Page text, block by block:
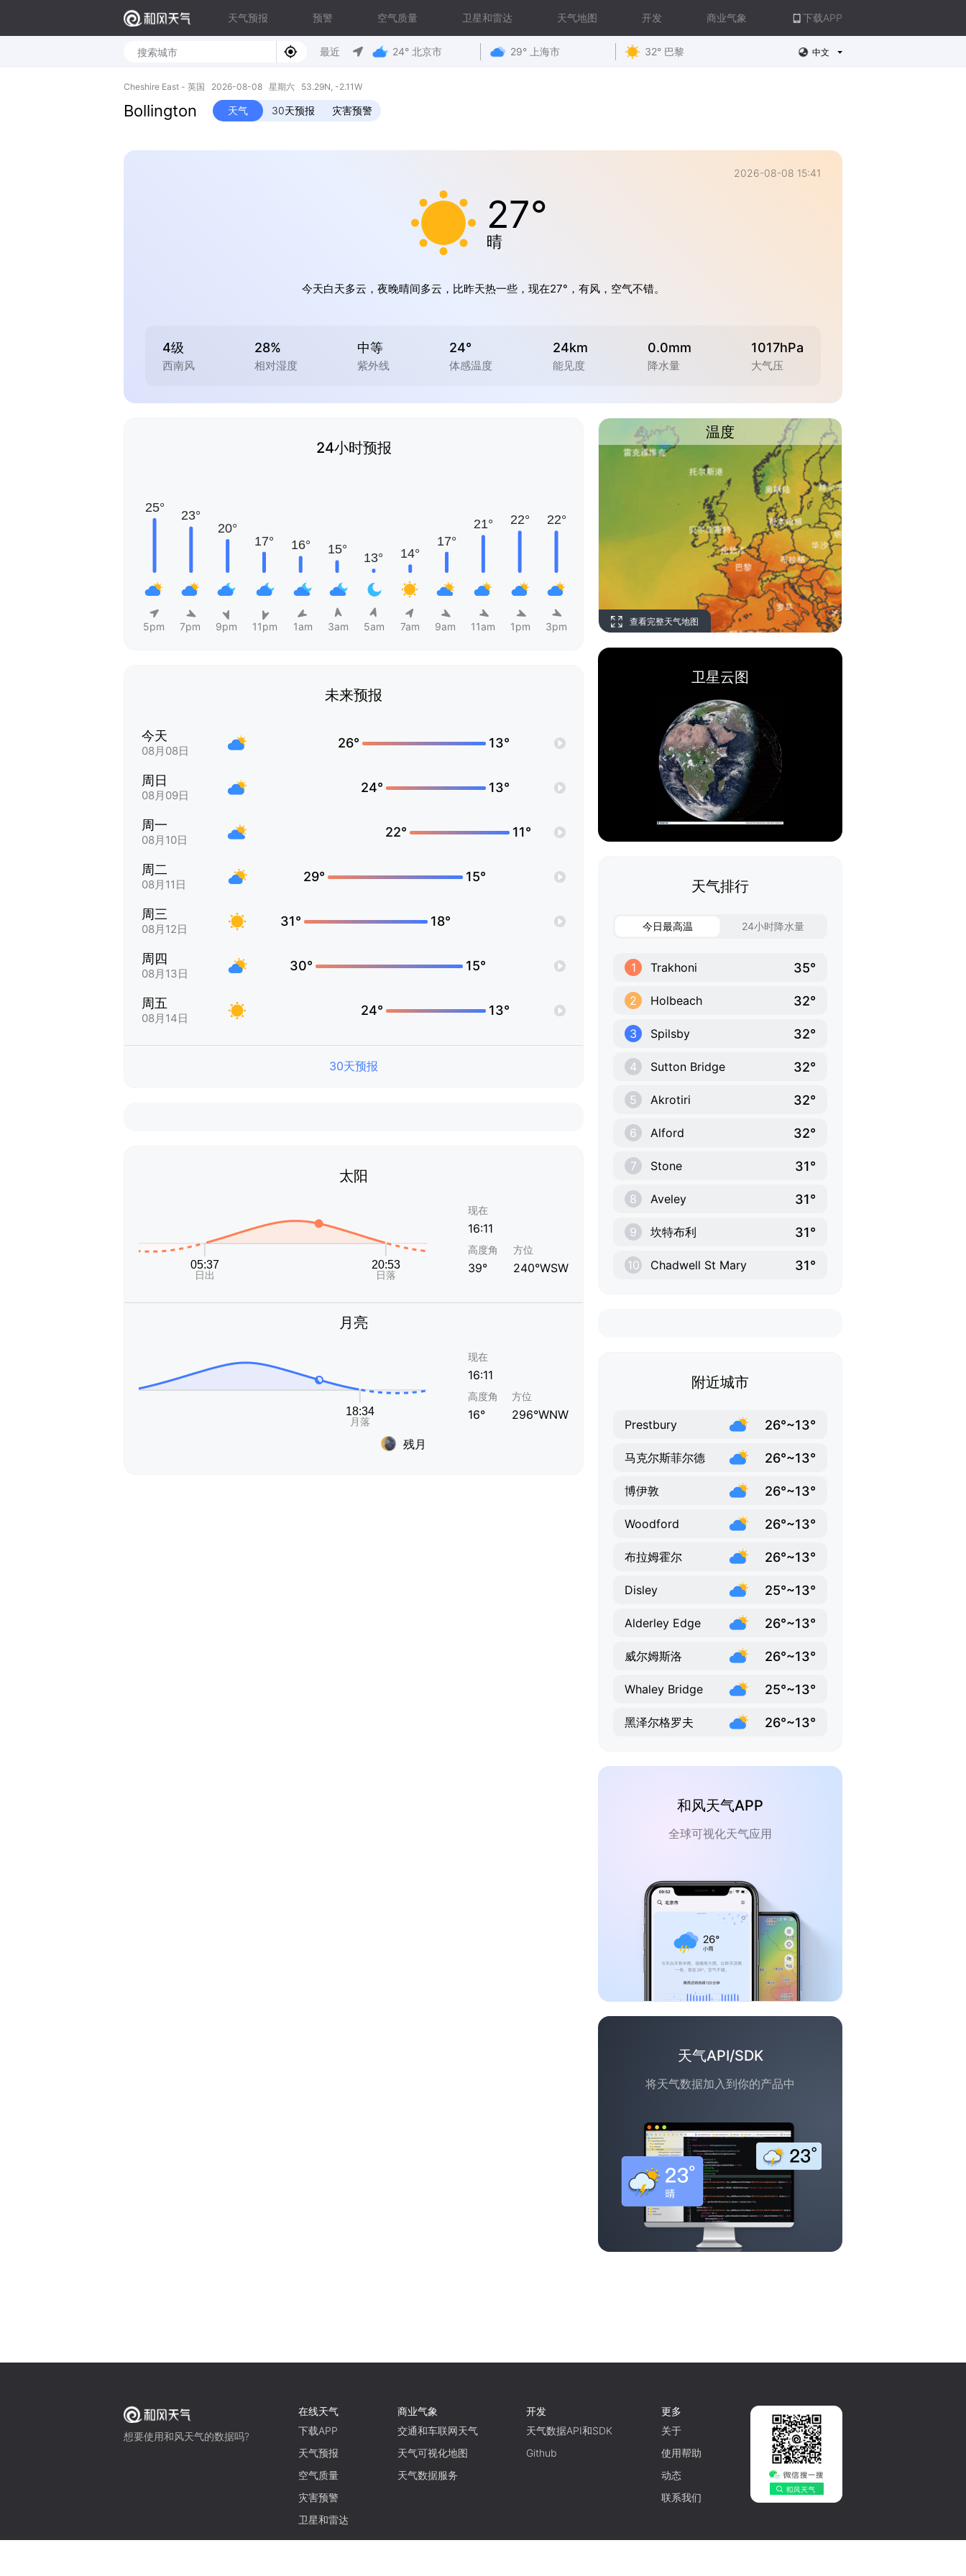
天气预报 预警 空气质量 卫星和雷达 天气地图 开发 商业气象 下载APP
最近 24° 北京市 29° 上海市 32° 巴黎 中文
Cheshire East - 英国 2026-08-08 星期六 53.29N, -2.11W
Bollington 天气 30天预报 灾害预警
2026-08-08 15:41
27°
晴
今天白天多云，夜晚晴间多云，比昨天热一些，现在27°，有风，空气不错。
4级
西南风
28%
相对湿度
中等
紫外线
24°
体感温度
24km
能见度
0.0mm
降水量
1017hPa
大气压
24小时预报
5pm 7pm 9pm 11pm 1am 3am 5am 7am 9am 11am 1pm 3pm
未来预报
今天
08月08日
26° 13°
周日
08月09日
24° 13°
周一
08月10日
22° 11°
周二
08月11日
29° 15°
周三
08月12日
31° 18°
周四
08月13日
30° 15°
周五
08月14日
24° 13°
30天预报
太阳
现在
16:11
高度角
39°
方位
240°WSW
月亮
残月
现在
16:11
高度角
16°
方位
296°WNW
温度
查看完整天气地图
卫星云图
天气排行
今日最高温 24小时降水量
1 Trakhoni 35°
2 Holbeach 32°
3 Spilsby 32°
4 Sutton Bridge 32°
5 Akrotiri 32°
6 Alford 32°
7 Stone 31°
8 Aveley 31°
9 坎特布利 31°
10 Chadwell St Mary 31°
附近城市
Prestbury 26°~13°
马克尔斯菲尔德 26°~13°
博伊敦 26°~13°
Woodford 26°~13°
布拉姆霍尔 26°~13°
Disley 25°~13°
Alderley Edge 26°~13°
威尔姆斯洛 26°~13°
Whaley Bridge 25°~13°
黑泽尔格罗夫 26°~13°
和风天气APP
全球可视化天气应用
天气API/SDK
将天气数据加入到你的产品中
想要使用和风天气的数据吗?
在线天气
下载APP
天气预报
空气质量
灾害预警
卫星和雷达
商业气象
交通和车联网天气
天气可视化地图
天气数据服务
开发
天气数据API和SDK
Github
更多
关于
使用帮助
动态
联系我们